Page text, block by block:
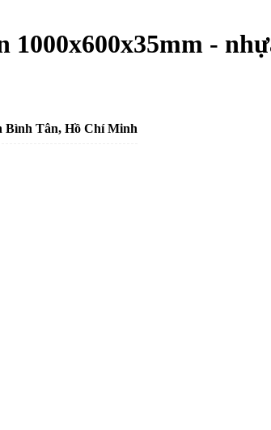
1000x600x35mm -
Bình Tân, Hồ Chí Minh